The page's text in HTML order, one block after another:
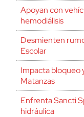
Apoyan con
hemodiálisis
Desmienten
Escolar
Impacta bloqueo
Matanzas
Enfrenta Sancti
hidráulica